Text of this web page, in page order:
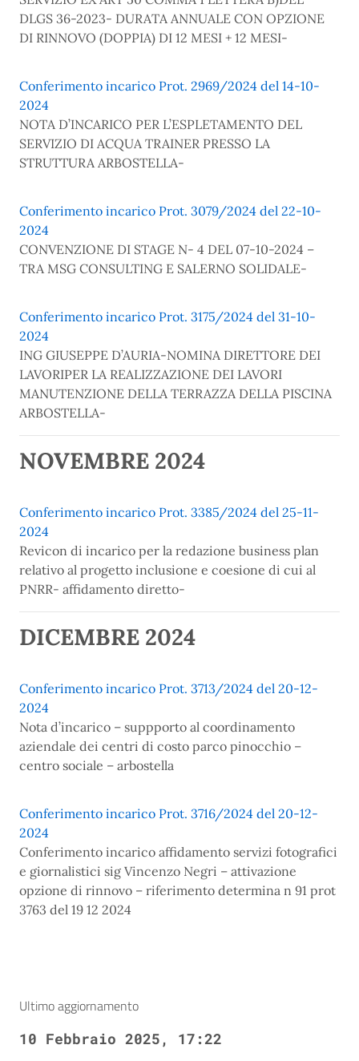
DLGS 36-2023- DURATA ANNUALE CON OPZIONE
DI RINNOVO (DOPPIA) DI 12 MESI + 12 MESI-
Conferimento incarico Prot. 2969/2024 del 14-10-
2024
NOTA D’INCARICO PER L’ESPLETAMENTO DEL
SERVIZIO DI ACQUA TRAINER PRESSO LA
STRUTTURA ARBOSTELLA-
Conferimento incarico Prot. 3079/2024 del 22-10-
2024
CONVENZIONE DI STAGE N- 4 DEL 07-10-2024 –
TRA MSG CONSULTING E SALERNO SOLIDALE-
Conferimento incarico Prot. 3175/2024 del 31-10-
2024
ING GIUSEPPE D’AURIA-NOMINA DIRETTORE DEI
LAVORIPER LA REALIZZAZIONE DEI LAVORI
MANUTENZIONE DELLA TERRAZZA DELLA PISCINA
ARBOSTELLA-
NOVEMBRE 2024
Conferimento incarico Prot. 3385/2024 del 25-11-
2024
Revicon di incarico per la redazione business plan
relativo al progetto inclusione e coesione di cui al
PNRR- affidamento diretto-
DICEMBRE 2024
Conferimento incarico Prot. 3713/2024 del 20-12-
2024
Nota d’incarico – suppporto al coordinamento
aziendale dei centri di costo parco pinocchio –
centro sociale – arbostella
Conferimento incarico Prot. 3716/2024 del 20-12-
2024
Conferimento incarico affidamento servizi fotografici
e giornalistici sig Vincenzo Negri – attivazione
opzione di rinnovo – riferimento determina n 91 prot
3763 del 19 12 2024
Ultimo aggiornamento
10 Febbraio 2025, 17:22